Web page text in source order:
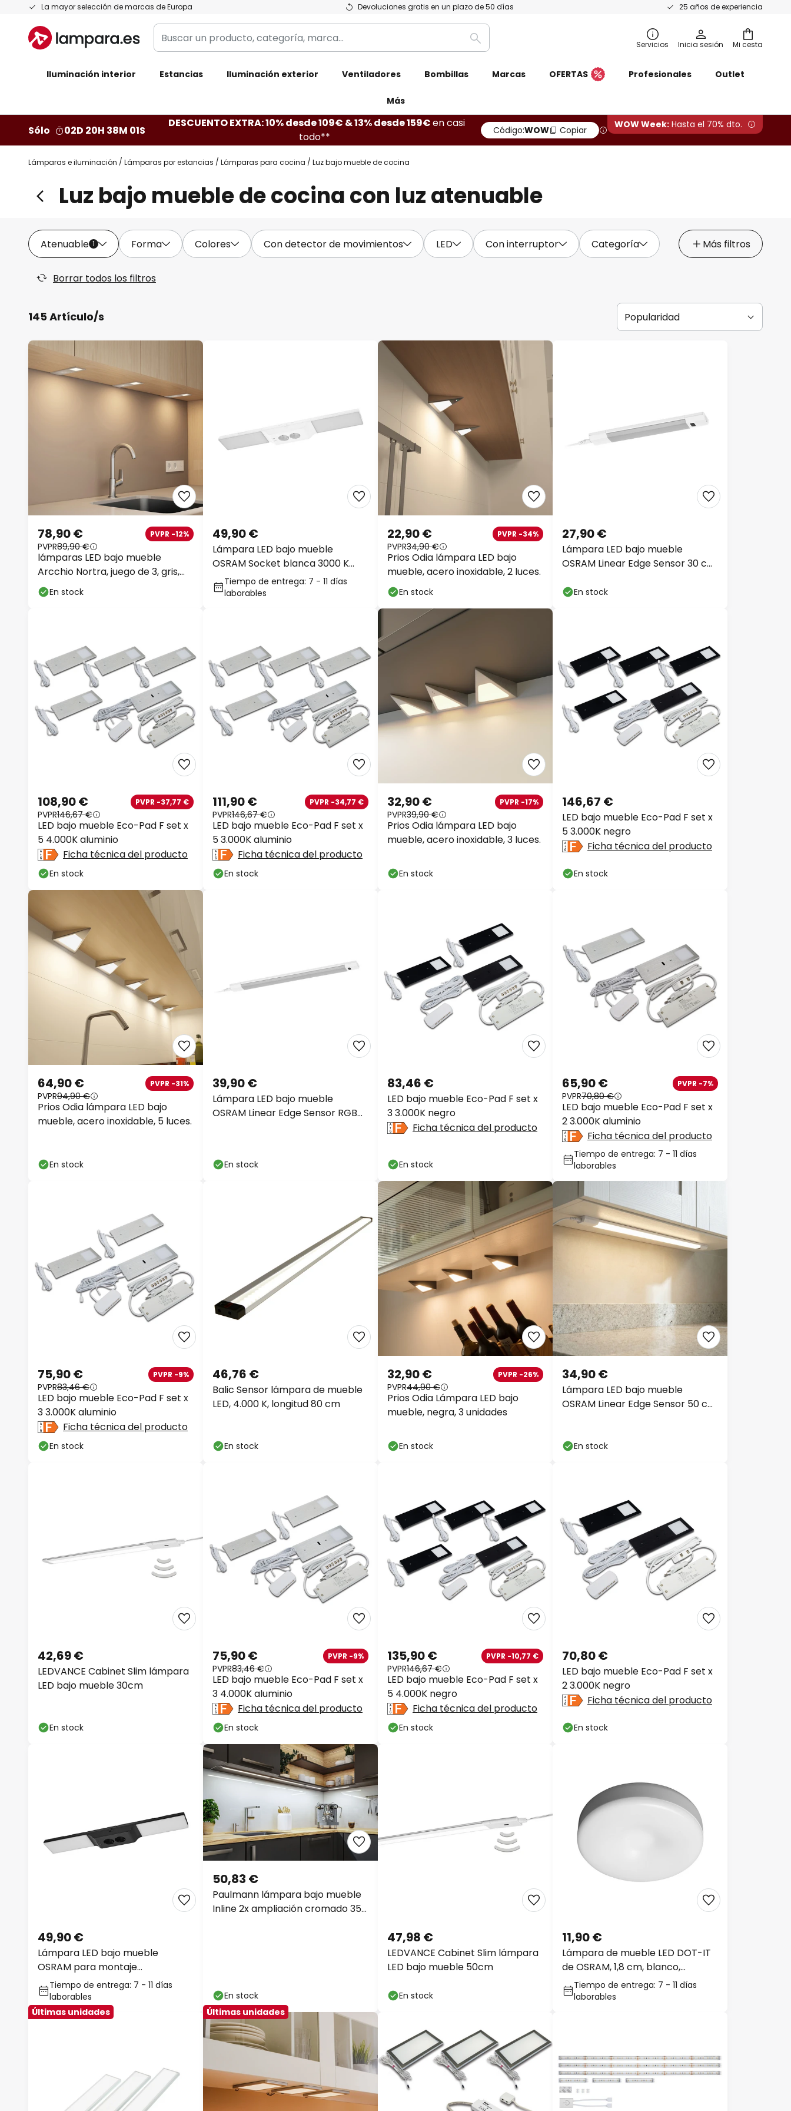
La mayor selección de marcas de Europa Devoluciones gratis en un plazo de 50 días 25 años de experiencia
Ir
contenido
Mi cesta
Buscar
un
categoría,
Buscar Servicios Inicia sesión
Iluminación interior Estancias Iluminación exterior Ventiladores Bombillas Marcas OFERTAS Profesionales Outlet
Más
Sólo 02D 20H 38M 00S
DESCUENTO EXTRA: 10% desde 109€ & 13% desde 159€en casi
todo**
Código:WOW Copiar WOW Week:Hasta el 70% dto.
Lámparas e iluminación Lámparas por estancias Lámparas para cocina Luz bajo mueble de cocina
Luz bajo mueble de cocina con luz atenuable
Atenuable 1 Forma Colores Con detector de movimientos LED Con interruptor Categoría Más filtros
Borrar todos los filtros
145 Artículo/s
lámparas LED bajo mueble
Arcchio Nortra, juego de 3, gris,
color aluminio
78,90 € PVPR -12%
PVPR89,90 €
En stock
Lámpara LED bajo mueble
OSRAM Socket blanca 3000 K
atenuable enchufes
49,90 €
Tiempo de entrega: 7 - 11 días
laborables
Prios Odia lámpara LED bajo
mueble, acero inoxidable, 2 luces.
22,90 € PVPR -34%
PVPR34,90 €
En stock
Lámpara LED bajo mueble
OSRAM Linear Edge Sensor 30 cm
27,90 €
En stock
LED bajo mueble Eco-Pad F set x
5 4.000K aluminio
108,90 € PVPR -37,77 €
PVPR146,67 €
Ficha técnica del producto
En stock
LED bajo mueble Eco-Pad F set x
5 3.000K aluminio
111,90 € PVPR -34,77 €
PVPR146,67 €
Ficha técnica del producto
En stock
Prios Odia lámpara LED bajo
mueble, acero inoxidable, 3 luces.
32,90 € PVPR -17%
PVPR39,90 €
En stock
LED bajo mueble Eco-Pad F set x
5 3.000K negro
146,67 €
Ficha técnica del producto
En stock
Prios Odia lámpara LED bajo
mueble, acero inoxidable, 5 luces.
64,90 € PVPR -31%
PVPR94,90 €
En stock
Lámpara LED bajo mueble
OSRAM Linear Edge Sensor RGBW
39,90 €
En stock
LED bajo mueble Eco-Pad F set x
3 3.000K negro
83,46 €
Ficha técnica del producto
En stock
LED bajo mueble Eco-Pad F set x
2 3.000K aluminio
65,90 € PVPR -7%
PVPR70,80 €
Ficha técnica del producto
Tiempo de entrega: 7 - 11 días
laborables
LED bajo mueble Eco-Pad F set x
3 3.000K aluminio
75,90 € PVPR -9%
PVPR83,46 €
Ficha técnica del producto
En stock
Balic Sensor lámpara de mueble
LED, 4.000 K, longitud 80 cm
46,76 €
En stock
Prios Odia Lámpara LED bajo
mueble, negra, 3 unidades
32,90 € PVPR -26%
PVPR44,90 €
En stock
Lámpara LED bajo mueble
OSRAM Linear Edge Sensor 50
34,90 €
En stock
LEDVANCE Cabinet Slim lámpara
LED bajo mueble 30cm
42,69 €
LED bajo mueble Eco-Pad F set x
3 4.000K aluminio
75,90 € PVPR -9%
PVPR83,46 €
Ficha técnica del producto
LED bajo mueble Eco-Pad F set x
5 4.000K negro
135,90 € PVPR -10,77 €
PVPR146,67 €
Ficha técnica del producto
LED bajo mueble Eco-Pad F set x
2 3.000K negro
70,80 €
Ficha técnica del producto
En stock
Lámpara LED bajo mueble
OSRAM para montaje
empotrado, casquillo negro,
3000 K,
49,90 €
Tiempo de entrega: 7 - 11 días
laborables
Paulmann lámpara bajo mueble
Inline 2x ampliación cromado 35
cm 830
50,83 €
LEDVANCE Cabinet Slim lámpara
LED bajo mueble 50cm
47,98 €
Lámpara de mueble LED DOT-IT
de OSRAM, 1,8 cm, blanco,
regulador táctil
11,90 €
laborables
Últimas unidades
Últimas unidades
Cerrar
Descuento extra
-10% EXTRA
desde 109 €
-13% EXTRA. desde 159 €
en casi todo*
Código descuento:WOW Copiar
Ahorra ahora
*Marcas excluidas